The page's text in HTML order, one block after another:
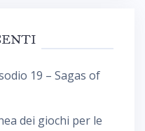
19 – Sagas of
dei giochi per le